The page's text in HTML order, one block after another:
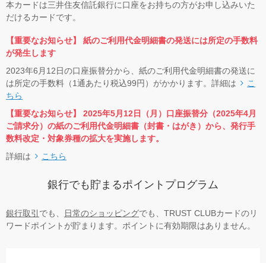
本カードは三井住友信託銀行に口座をお持ちの方がお申し込みいた
だけるカードです。
【重要なお知らせ】 紙のご利用代金明細書の発送には所定の手数料
が発生します
2023年6月12日の口座振替分から、紙のご利用代金明細書の発送に
は所定の手数料（1通あたり税込99円）がかかります。詳細は
こ
ちら
【重要なお知らせ】 2025年5月12日（月）口座振替分（2025年4月
ご請求分）の紙のご利用代金明細書（封書・はがき）から、発行手
数料改定・対象券種の拡大を実施します。
詳細は
こちら
銀行でも貯まるポイントプログラム
銀行取引 でも、 日常のショッピングでも、TRUST CLUBカードのリ
ワードポイントが貯まります。ポイントに有効期限はありません。